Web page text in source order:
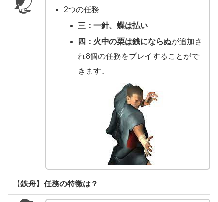
2つの任務
三：一針、蝶は払い
四：火中の栗は銭にならぬが追加さ
れ8個の任務をプレイすることがで
きます。
【鉄舟】任務の特徴は？